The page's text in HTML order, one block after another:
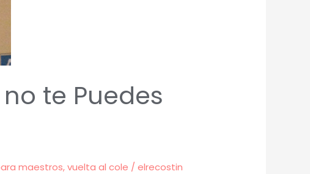
te Puedes
maestros,vuelta al cole /elrecostin